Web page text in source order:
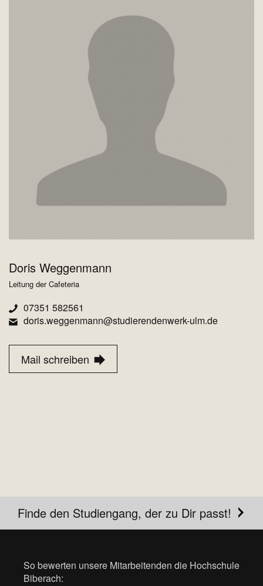
Doris Weggenmann
Leitung der Cafeteria
07351 582561
doris.weggenmann@studierendenwerk-ulm.de
Mail schreiben
Finde den Studiengang, der zu Dir passt!
So bewerten unsere Mitarbeitenden die Hochschule
Biberach: